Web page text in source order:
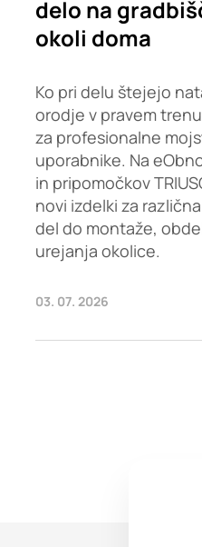
delo na
okoli doma
Ko pri delu štejejo
orodje v pravem
za profesionalne
uporabnike. Na
in pripomočkov
novi izdelki za
del do montaže,
urejanja okolice.
03. 07. 2026